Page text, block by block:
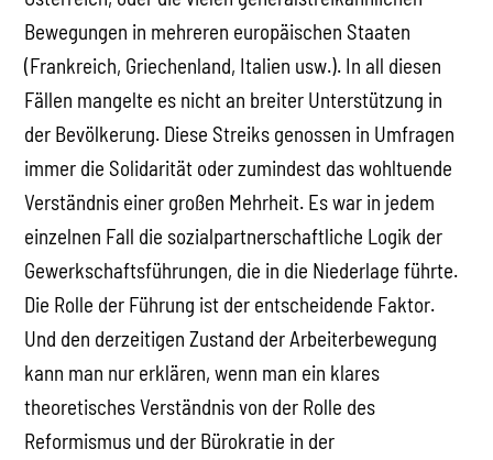
Bewegungen in mehreren europäischen Staaten
(Frankreich, Griechenland, Italien usw.). In all diesen
Fällen mangelte es nicht an breiter Unterstützung in
der Bevölkerung. Diese Streiks genossen in Umfragen
immer die Solidarität oder zumindest das wohltuende
Verständnis einer großen Mehrheit. Es war in jedem
einzelnen Fall die sozialpartnerschaftliche Logik der
Gewerkschaftsführungen, die in die Niederlage führte.
Die Rolle der Führung ist der entscheidende Faktor.
Und den derzeitigen Zustand der Arbeiterbewegung
kann man nur erklären, wenn man ein klares
theoretisches Verständnis von der Rolle des
Reformismus und der Bürokratie in der